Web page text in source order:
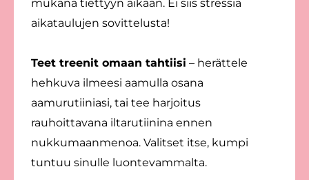
mukana tiettyyn aikaan. Ei siis stressiä
aikataulujen sovittelusta!
Teet treenit omaan tahtiisi – herättele
hehkuva ilmeesi aamulla osana
aamurutiiniasi, tai tee harjoitus
rauhoittavana iltarutiinina ennen
nukkumaanmenoa. Valitset itse, kumpi
tuntuu sinulle luontevammalta.